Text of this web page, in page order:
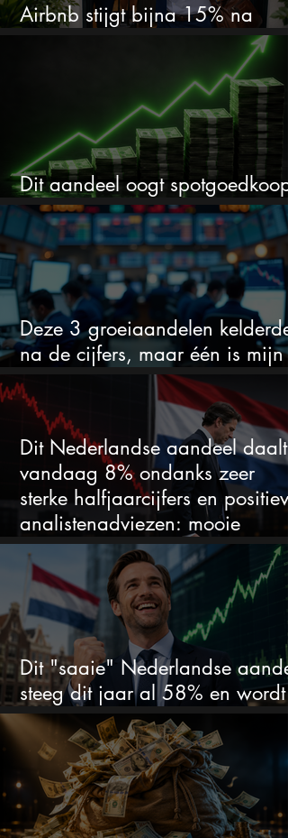
Airbnb stijgt bijna 15% na
cijfers: vooral dit AI-cijfer valt op
Dit aandeel oogt spotgoedkoop
voor hoeveel het kan stijgen
Deze 3 groeiaandelen
na de cijfers, maar één is mijn
duidelijke favoriet
Dit Nederlandse aandeel daalt
vandaag 8% ondanks zeer
sterke halfjaarcijfers en positieve
analistenadviezen: mooie
koopkans?
Dit "saaie" Nederlandse
steeg dit jaar al 58% en wordt
volgens analisten onderschat